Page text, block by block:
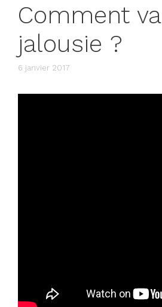
Comment
jalousie ?
6 janvier 2017